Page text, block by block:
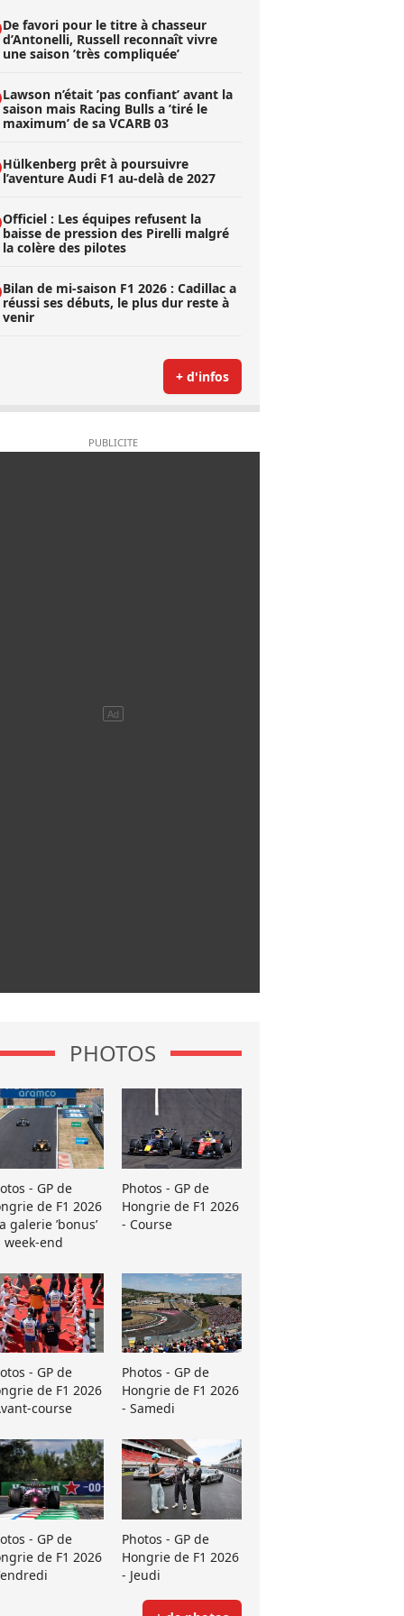
De favori pour le titre à chasseur
d’Antonelli, Russell reconnaît vivre
une saison ’très compliquée’
Lawson n’était ’pas confiant’ avant la
saison mais Racing Bulls a ’tiré le
maximum’ de sa VCARB 03
Hülkenberg prêt à poursuivre
l’aventure Audi F1 au-delà de 2027
Officiel : Les équipes refusent la
baisse de pression des Pirelli malgré
la colère des pilotes
Bilan de mi-saison F1 2026 : Cadillac a
réussi ses débuts, le plus dur reste à
venir
+ d'infos
PHOTOS
- GP de
de F1 2026
galerie ’bonus’
week-end
Photos - GP de
Hongrie de F1 2026
- Course
- GP de
de F1 2026
course
Photos - GP de
Hongrie de F1 2026
- Samedi
- GP de
de F1 2026
Photos - GP de
Hongrie de F1 2026
- Jeudi